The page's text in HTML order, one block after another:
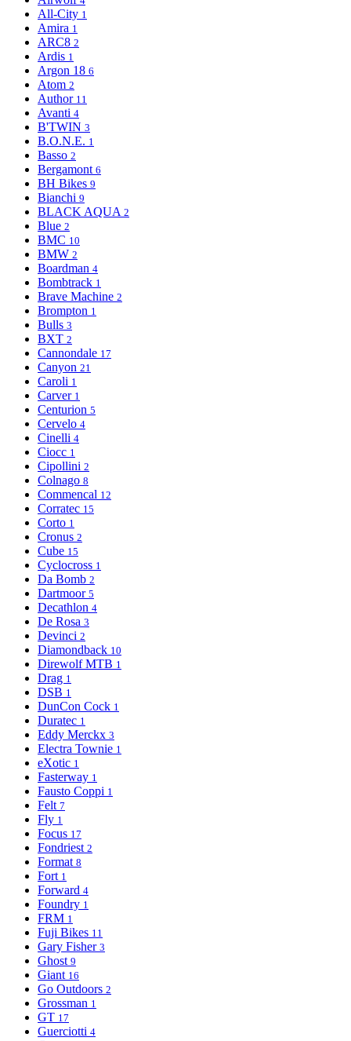
All-City 1
Amira 1
ARC8 2
Ardis 1
Argon 18 6
Atom 2
Author 11
Avanti 4
B'TWIN 3
B.O.N.E. 1
Basso 2
Bergamont 6
BH Bikes 9
Bianchi 9
BLACK AQUA 2
Blue 2
BMC 10
BMW 2
Boardman 4
Bombtrack 1
Brave Machine 2
Brompton 1
Bulls 3
BXT 2
Cannondale 17
Canyon 21
Caroli 1
Carver 1
Centurion 5
Cervelo 4
Cinelli 4
Ciocc 1
Cipollini 2
Colnago 8
Commencal 12
Corratec 15
Corto 1
Cronus 2
Cube 15
Cyclocross 1
Da Bomb 2
Dartmoor 5
Decathlon 4
De Rosa 3
Devinci 2
Diamondback 10
Direwolf MTB 1
Drag 1
DSB 1
DunCon Cock 1
Duratec 1
Eddy Merckx 3
Electra Townie 1
eXotic 1
Fasterway 1
Fausto Coppi 1
Felt 7
Fly 1
Focus 17
Fondriest 2
Format 8
Fort 1
Forward 4
Foundry 1
FRM 1
Fuji Bikes 11
Gary Fisher 3
Ghost 9
Giant 16
Go Outdoors 2
Grossman 1
GT 17
Guerciotti 4